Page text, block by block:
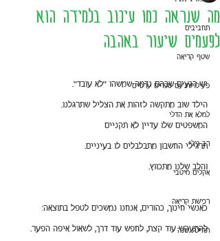
תחביבים
שטף קריאה
פעילויות עם ספרים ערכיים
למלא את הדלי
רב גילי
אקלים מיטבי
רכישת קריאה
תחילת שנה
מה שנראה כמו עיכוב בלמידה הוא
לפעמים שיעור באהבה
יש רגעים שבהם נדמה שמשהו "לא עובד".
הילד שוב מתקשה לזהות את הצליל שתרגלנו.
המשפטים שלו עדיין לא תקניים
תרגילי החשבון מתבלבלים לו בעיניים.
והלב שלנו מתכווץ.
כאנשי חינוך, כהורים, אנחנו נמשכים לטפל בתוצאה:
להתעקש עוד קצת, לחפש עוד דרך, לשאול איפה הפער.